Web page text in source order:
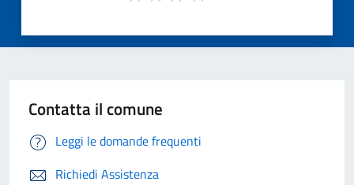
Contatta il comune
Leggi le domande frequenti
Richiedi Assistenza